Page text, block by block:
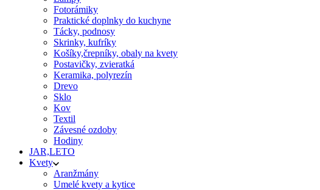
Fotorámiky
Praktické doplnky do kuchyne
Tácky, podnosy
Skrinky, kufríky
Košíky,črepníky, obaly na kvety
Postavičky, zvieratká
Keramika, polyrezín
Drevo
Sklo
Kov
Textil
Závesné ozdoby
Hodiny
JAR,LETO
Kvety
Aranžmány
Umelé kvety a kytice